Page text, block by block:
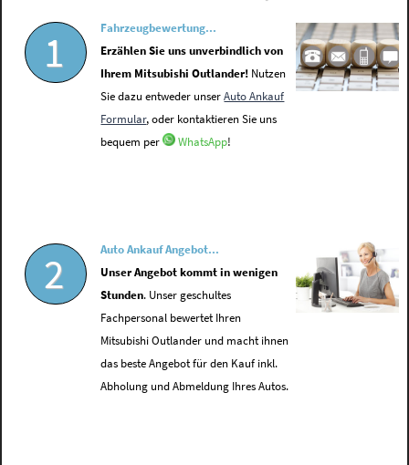
1
Fahrzeugbewertung...
Erzählen Sie uns unverbindlich von
Ihrem Mitsubishi Outlander! Nutzen
Sie dazu entweder unserAuto Ankauf
Formular, oder kontaktieren Sie uns
bequem per
WhatsApp!
2
Auto Ankauf Angebot...
Unser Angebot kommt in wenigen
Stunden. Unser geschultes
Fachpersonal bewertet Ihren
Mitsubishi Outlander und macht ihnen
das beste Angebot für den Kauf inkl.
Abholung und Abmeldung Ihres Autos.